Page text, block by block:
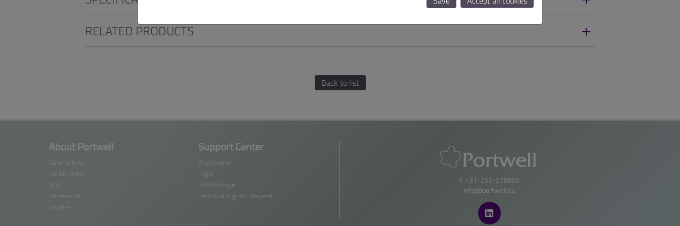
RELATED PRODUCTS
Back to list
About Portwell
Datenschutz
Cookie Policy
AGB
Impressum
Cookies
Support Center
Registration
Login
RMA Anfrage
Technical Support Request
T: +31-252-278800
info@portwell.eu